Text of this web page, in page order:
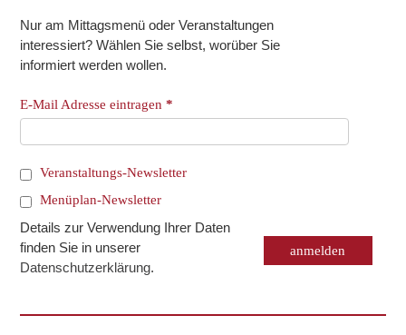
Nur am Mittagsmenü oder Veranstaltungen
interessiert? Wählen Sie selbst, worüber Sie
informiert werden wollen.
E-Mail Adresse eintragen*
Veranstaltungs-Newsletter
Menüplan-Newsletter
Details zur Verwendung Ihrer Daten
finden Sie in unserer
Datenschutzerklärung.